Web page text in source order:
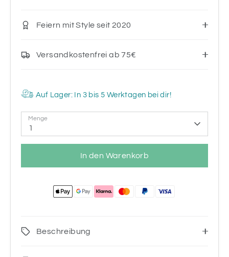
Feiern mit Style seit 2020
Versandkostenfrei ab 75€
Auf Lager: In 3 bis 5 Werktagen bei dir!
Menge
1
In den Warenkorb
Beschreibung